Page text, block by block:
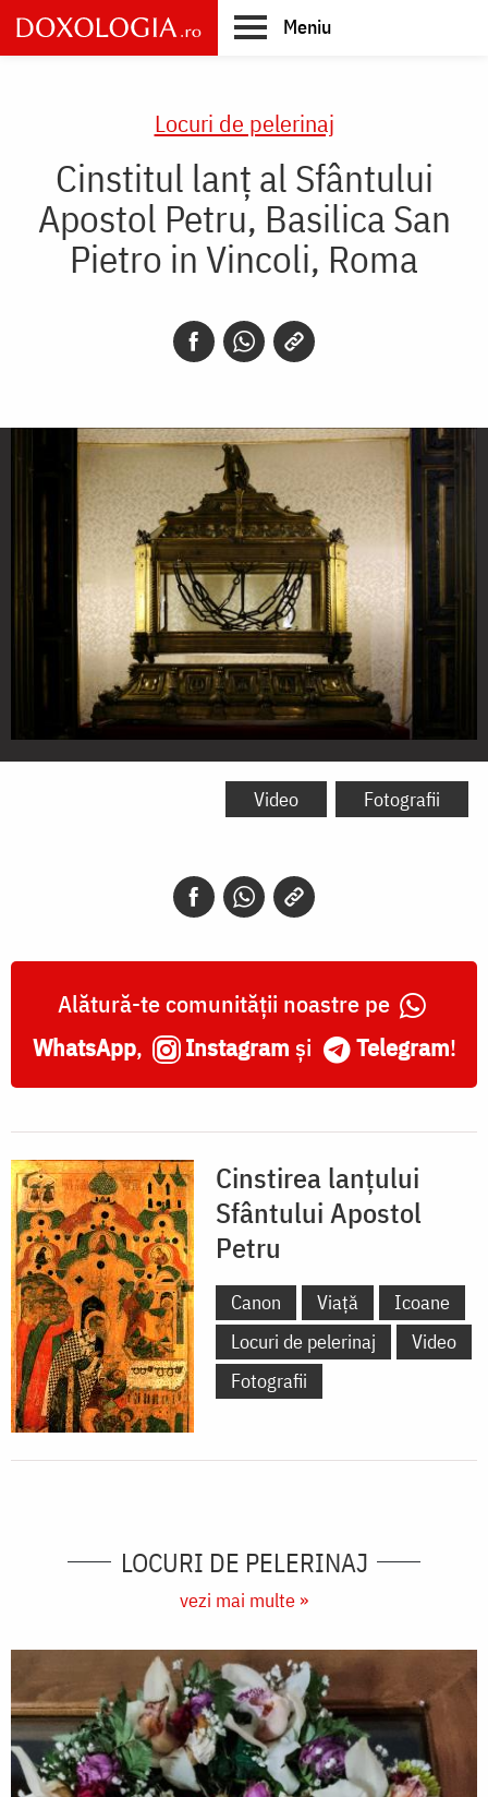
Skip
to
main
Meniu
Locuri de pelerinaj
Cinstitul lanț al Sfântului
Apostol Petru, Basilica San
Pietro in Vincoli, Roma
Cinstitul
Basilica
Pietro
Vincoli,
Roma
Video Fotografii
Alătură-te comunității noastre pe
WhatsApp, Instagram și Telegram!
Cinstirea lanțului
Sfântului Apostol
Petru
Canon Viață
Icoane
Locuri de pelerinaj
Video
Fotografii
LOCURI DE PELERINAJ
vezi mai multe »